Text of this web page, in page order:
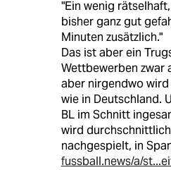
"Ein wenig
bisher ganz gut
Minuten zusätzlich."
Das ist aber ein
Wettbewerben zwar
aber nirgendwo
wie in Deutschland.
BL im Schnitt
wird
nachgespielt, in
fussball.news/a/